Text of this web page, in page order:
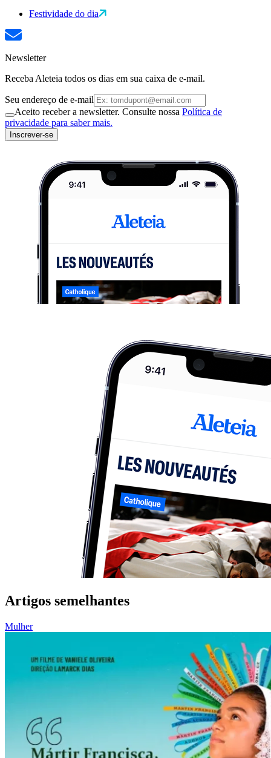
Festividade do dia
Newsletter
Receba Aleteia todos os dias em sua caixa de e-mail.
Seu endereço de e-mail
Aceito receber a newsletter. Consulte nossa Política de
privacidade para saber mais.
Inscrever-se
Artigos semelhantes
Mulher